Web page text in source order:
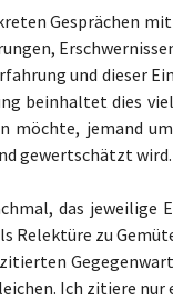
Gesprächen
und dieser
beinhaltet dies
möchte, jemand
gewertschätzt wird.
das jeweilige
Relektüre zu
Ich zitiere nur